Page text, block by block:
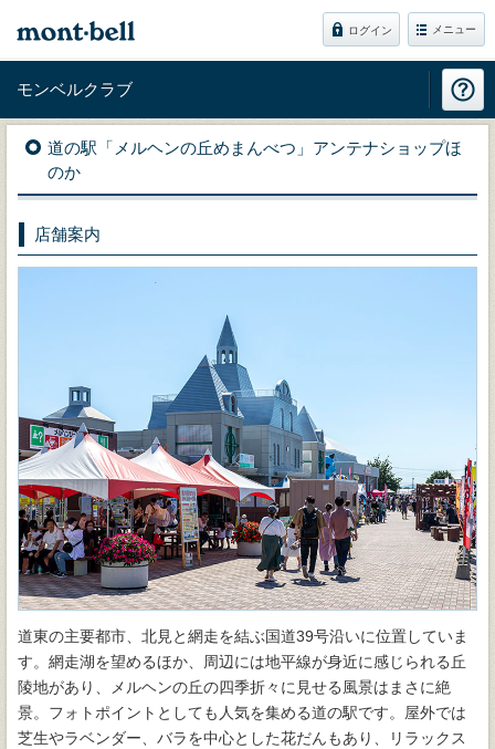
ログイン メニュー
モンベルクラブ
道の駅「メルヘンの丘めまんべつ」アンテナショップほ
のか
店舗案内
道東の主要都市、北見と網走を結ぶ国道39号沿いに位置していま
す。網走湖を望めるほか、周辺には地平線が身近に感じられる丘
陵地があり、メルヘンの丘の四季折々に見せる風景はまさに絶
景。フォトポイントとしても人気を集める道の駅です。屋外では
芝生やラベンダー、バラを中心とした花だんもあり、リラックス